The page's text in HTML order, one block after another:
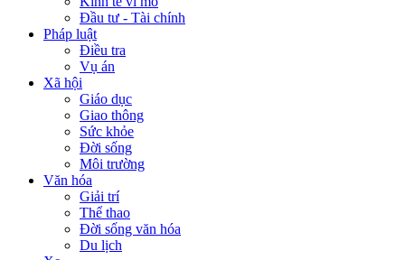
Đầu tư - Tài chính
Pháp luật
Điều tra
Vụ án
Xã hội
Giáo dục
Giao thông
Sức khỏe
Đời sống
Môi trường
Văn hóa
Giải trí
Thể thao
Đời sống văn hóa
Du lịch